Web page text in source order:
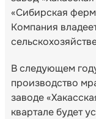
«Сибирская
Компания
В следующем
производство
заводе
квартале будет